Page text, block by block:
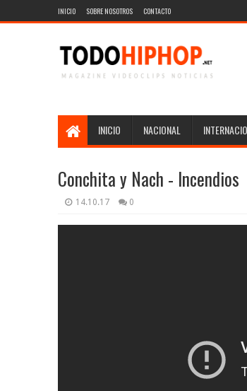
INICIO SOBRE NOSOTROS CONTACTO
INICIO NACIONAL
Conchita y Nach - Incendios
14.10.17 0